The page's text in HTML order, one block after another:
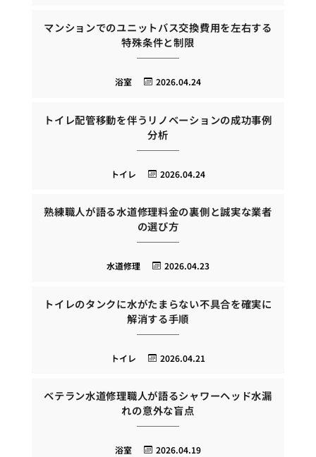
マンションでのユニットバス交換費用を左右する
特殊条件と制限
2026.04.24
浴室
トイレ配管移動を伴うリノベーションの成功事例
分析
2026.04.24
トイレ
熟練職人が語る水道修理料金の裏側と誠実な業者
の選び方
2026.04.23
水道修理
トイレのタンクに水がたまらない不具合を確実に
解消する手順
2026.04.21
トイレ
ベテラン水道修理職人が語るシャワーヘッド水漏
れの意外な盲点
2026.04.19
浴室